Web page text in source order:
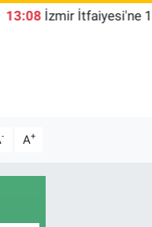
İzmir İtfaiyesi'ne 13,5
- A+